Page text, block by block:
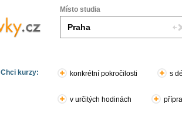
Místo studia
Chci kurzy: konkrétní pokročilosti s
v určitých hodinách